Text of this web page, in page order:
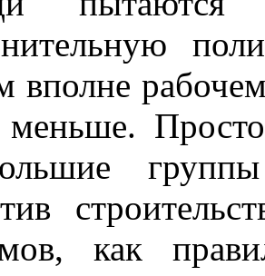
вполне
меньше.
как